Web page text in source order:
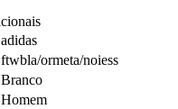
adidas
ftwbla/ormeta/noiess
Branco
Homem